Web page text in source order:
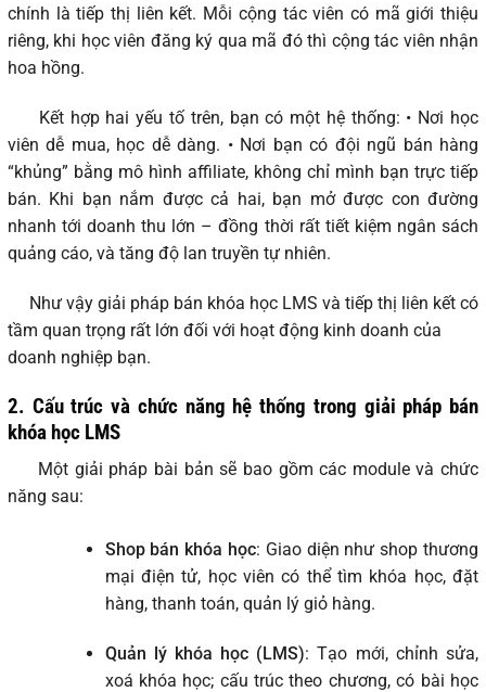
chính là tiếp thị liên kết. Mỗi cộng tác viên có mã giới thiệu
riêng, khi học viên đăng ký qua mã đó thì cộng tác viên nhận
hoa hồng.
Kết hợp hai yếu tố trên, bạn có một hệ thống: • Nơi học
viên dễ mua, học dễ dàng. • Nơi bạn có đội ngũ bán hàng
“khủng” bằng mô hình affiliate, không chỉ mình bạn trực tiếp
bán. Khi bạn nắm được cả hai, bạn mở được con đường
nhanh tới doanh thu lớn – đồng thời rất tiết kiệm ngân sách
quảng cáo, và tăng độ lan truyền tự nhiên.
Như vậy giải pháp bán khóa học LMS và tiếp thị liên kết có
tầm quan trọng rất lớn đối với hoạt động kinh doanh của
doanh nghiệp bạn.
2. Cấu trúc và chức năng hệ thống trong giải pháp bán
khóa học LMS
Một giải pháp bài bản sẽ bao gồm các module và chức
năng sau:
Shop bán khóa học: Giao diện như shop thương
mại điện tử, học viên có thể tìm khóa học, đặt
hàng, thanh toán, quản lý giỏ hàng.
Quản lý khóa học (LMS): Tạo mới, chỉnh sửa,
xoá khóa học; cấu trúc theo chương, có bài học